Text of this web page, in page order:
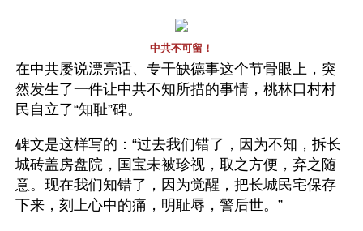
中共不可留！
在中共屡说漂亮话、专干缺德事这个节骨眼上，突
然发生了一件让中共不知所措的事情，桃林口村村
民自立了“知耻”碑。
碑文是这样写的：“过去我们错了，因为不知，拆长
城砖盖房盘院，国宝未被珍视，取之方便，弃之随
意。现在我们知错了，因为觉醒，把长城民宅保存
下来，刻上心中的痛，明耻辱，警后世。”